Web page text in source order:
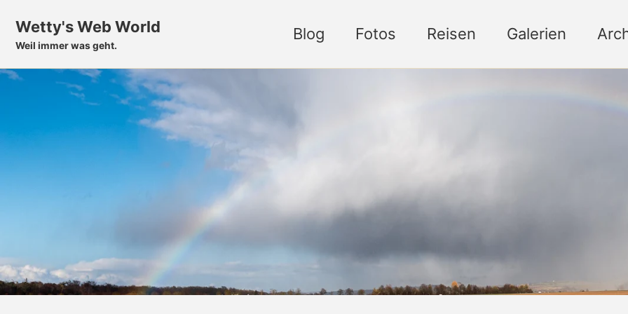
Wetty's Web World
Weil immer was geht.
Blog Fotos Reisen Galerien